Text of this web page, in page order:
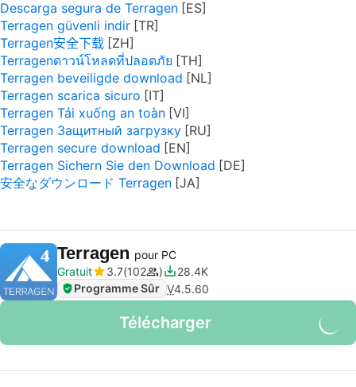
Descarga segura de Terragen
Terragen güvenli indir
Terragen安全下载
Terragenดาวน์โหลดที่ปลอดภัย
Terragen beveiligde download
Terragen scarica sicuro
Terragen Tải xuống an toàn
Terragen Защитный загрузку
Terragen secure download
Terragen Sichern Sie den Download
安全なダウンロード Terragen
Terragen pour PC
Gratuit
3.7 102
28.4K
Programme Sûr V4.5.60
Télécharger